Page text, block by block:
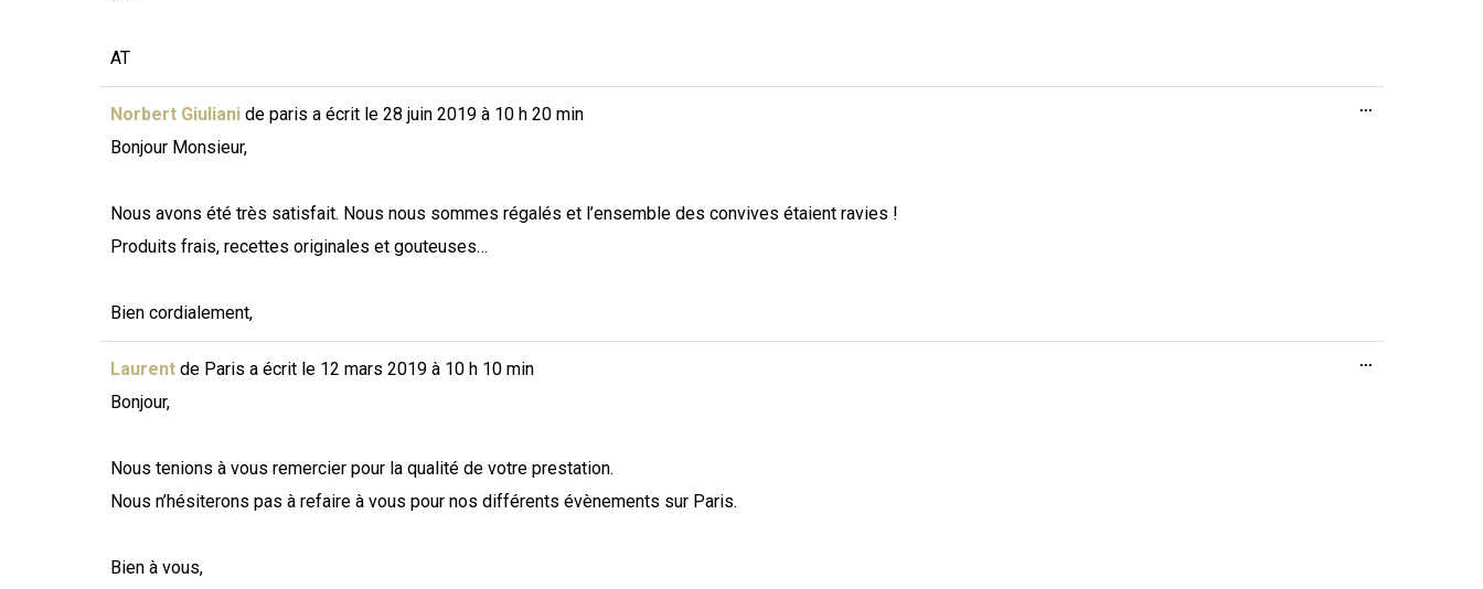
AT
Norbert Giuliani de paris a écrit le 28 juin 2019 à 10 h 20 min
Bonjour Monsieur,
Nous avons été très satisfait. Nous nous sommes régalés et l’ensemble des convives étaient ravies !
Produits frais, recettes originales et gouteuses…
Bien cordialement,
...Ouvrir/Fermer
Laurent de Paris a écrit le 12 mars 2019 à 10 h 10 min
Bonjour,
Nous tenions à vous remercier pour la qualité de votre prestation.
Nous n’hésiterons pas à refaire à vous pour nos différents évènements sur Paris.
Bien à vous,
...Ouvrir/Fermer